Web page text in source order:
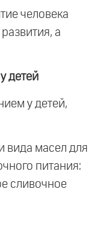
человека
а
детей
у детей,
вида масел для
питания:
сливочное